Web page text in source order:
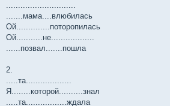
.............................
.......мама....влюбилась
Ой..............поторопилась
Ой...........не..................
......позвал.......пошла
2.
.....та...................
Я........которой..........знал
.....та.................ждала